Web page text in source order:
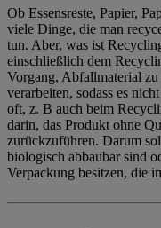
Ob Essensreste, Papier,
viele Dinge, die man
tun. Aber, was ist
einschließlich dem
Vorgang, Abfallmaterial
verarbeiten, sodass es
oft, z. B auch beim
darin, das Produkt ohne
zurückzuführen. Darum
biologisch abbaubar sind
Verpackung besitzen, die